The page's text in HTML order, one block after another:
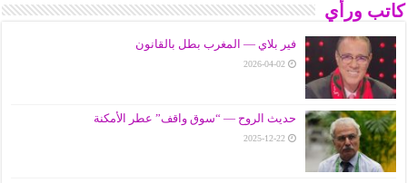
كاتب ورأي
فير بلاي — المغرب بطل بالقانون
2026-04-02
حديث الروح — “سوق واقف” عطر الأمكنة
2025-12-22